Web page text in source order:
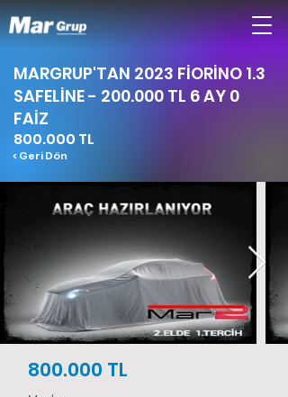
MARGRUP'TAN 2023 FİORİNO 1.3
SAFELİNE - 200.000 TL 6 AY 0
FAİZ
800.000 TL
< Geri Dön
800.000 TL